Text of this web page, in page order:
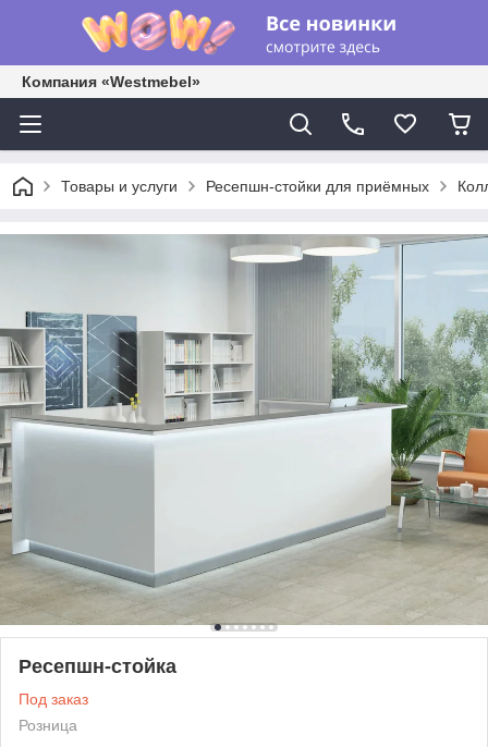
Компания «Westmebel»
Товары и услуги Ресепшн-стойки для приёмных
Ресепшн-стойка
Под заказ
Розница